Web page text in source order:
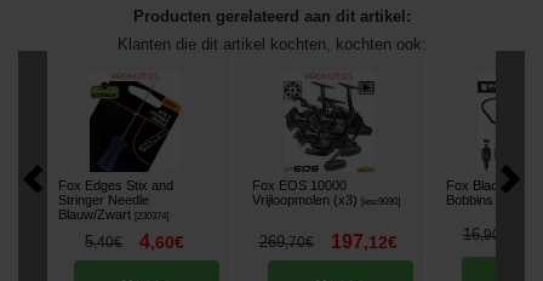
Producten gerelateerd aan dit artikel:
Klanten die dit artikel kochten, kochten ook:
Fox Edges Stix and
Stringer Needle
Blauw/Zwart [230374]
5,40€ 4,60€
Fox EOS 10000
Vrijloopmolen (x3)
[esc9090]
269,70€ 197,12€
Fox Black
Bobbins
16,90